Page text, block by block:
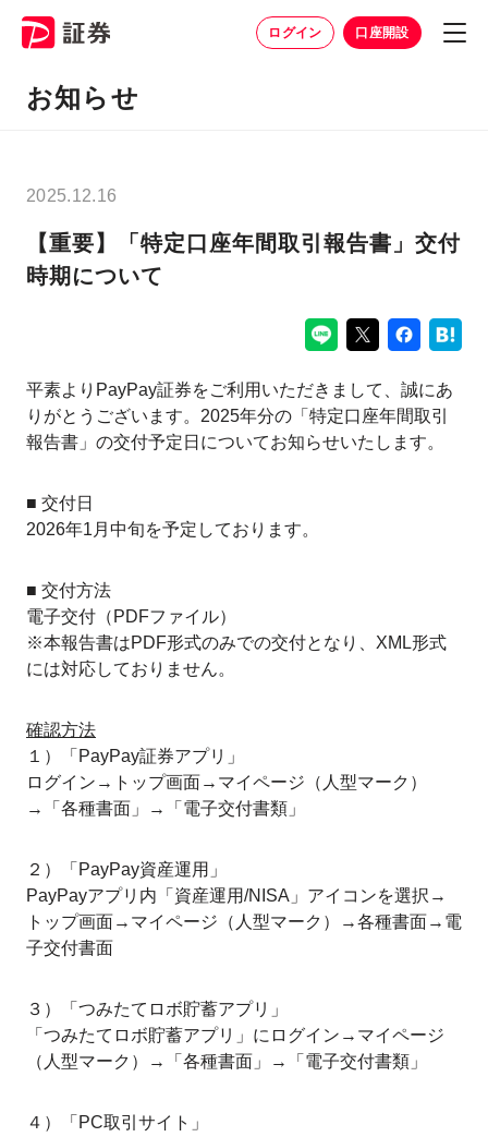
ログイン 口座開設
お知らせ
2025.12.16
【重要】「特定口座年間取引報告書」交付
時期について